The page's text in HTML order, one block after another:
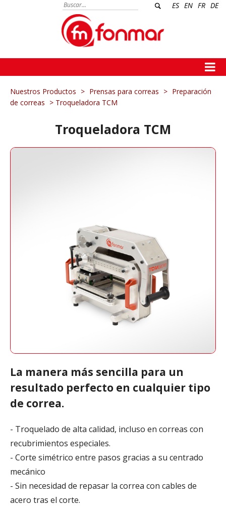
ES EN FR DE
Nuestros Productos > Prensas para correas > Preparación
de correas > Troqueladora TCM
Troqueladora TCM
La manera más sencilla para un
resultado perfecto en cualquier tipo
de correa.
- Troquelado de alta calidad, incluso en correas con
recubrimientos especiales.
- Corte simétrico entre pasos gracias a su centrado
mecánico
- Sin necesidad de repasar la correa con cables de
acero tras el corte.